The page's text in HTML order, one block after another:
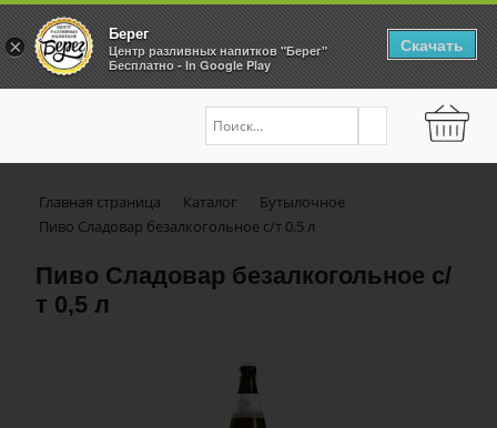
Главная страница Каталог
Бутылочное
Пиво Сладовар безалкогольное с/т 0,5 л
Пиво Сладовар безалкогольное с/
т 0,5 л
×
Берег
Центр разливных напитков "Берег"
Бесплатно - In Google Play
Скачать